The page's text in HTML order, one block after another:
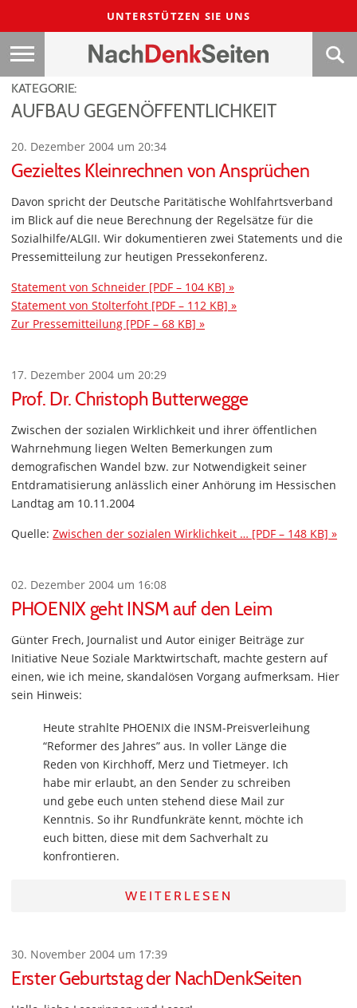
UNTERSTÜTZEN SIE UNS
KATEGORIE:
AUFBAU GEGENÖFFENTLICHKEIT
20. Dezember 2004 um 20:34
Gezieltes Kleinrechnen von Ansprüchen
Davon spricht der Deutsche Paritätische Wohlfahrtsverband
im Blick auf die neue Berechnung der Regelsätze für die
Sozialhilfe/ALGII. Wir dokumentieren zwei Statements und die
Pressemitteilung zur heutigen Pressekonferenz.
Statement von Schneider [PDF – 104 KB] »
Statement von Stolterfoht [PDF – 112 KB] »
Zur Pressemitteilung [PDF – 68 KB] »
17. Dezember 2004 um 20:29
Prof. Dr. Christoph Butterwegge
Zwischen der sozialen Wirklichkeit und ihrer öffentlichen
Wahrnehmung liegen Welten Bemerkungen zum
demografischen Wandel bzw. zur Notwendigkeit seiner
Entdramatisierung anlässlich einer Anhörung im Hessischen
Landtag am 10.11.2004
Quelle: Zwischen der sozialen Wirklichkeit … [PDF – 148 KB] »
02. Dezember 2004 um 16:08
PHOENIX geht INSM auf den Leim
Günter Frech, Journalist und Autor einiger Beiträge zur
Initiative Neue Soziale Marktwirtschaft, machte gestern auf
einen, wie ich meine, skandalösen Vorgang aufmerksam. Hier
sein Hinweis:
Heute strahlte PHOENIX die INSM-Preisverleihung
“Reformer des Jahres” aus. In voller Länge die
Reden von Kirchhoff, Merz und Tietmeyer. Ich
habe mir erlaubt, an den Sender zu schreiben
und gebe euch unten stehend diese Mail zur
Kenntnis. So ihr Rundfunkräte kennt, möchte ich
euch bitten, diese mit dem Sachverhalt zu
konfrontieren.
WEITERLESEN
30. November 2004 um 17:39
Erster Geburtstag der NachDenkSeiten